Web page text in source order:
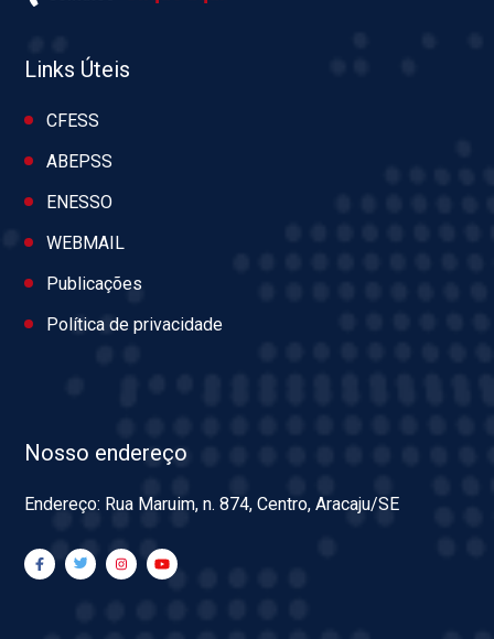
Links Úteis
CFESS
ABEPSS
ENESSO
WEBMAIL
Publicações
Política de privacidade
Nosso endereço
Endereço: Rua Maruim, n. 874, Centro, Aracaju/SE